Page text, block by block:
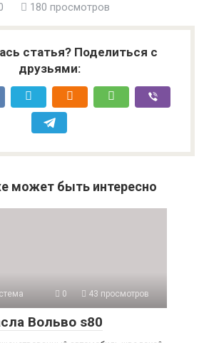
180 просмотров
статья? Поделиться с
друзьями:
может быть интересно
0 43 просмотров
Вольво s80